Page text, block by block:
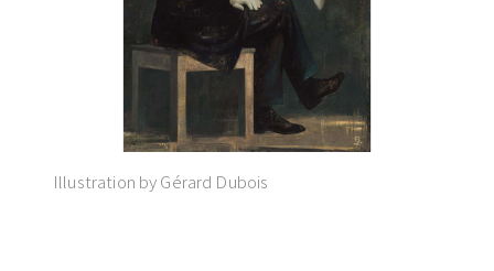
Illustration by Gérard Dubois